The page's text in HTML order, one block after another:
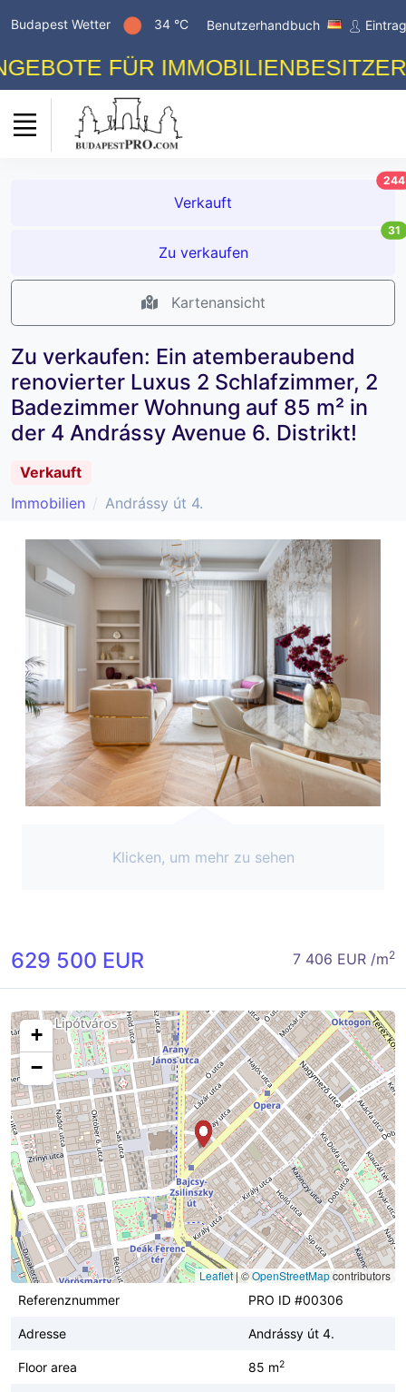
Budapest Wetter 34 °C Benutzerhandbuch
FÜR
Verkauft
244
Zu verkaufen
31
Kartenansicht
Zu verkaufen: Ein atemberaubend
renovierter Luxus 2 Schlafzimmer, 2
Badezimmer Wohnung auf 85 m² in
der 4 Andrássy Avenue 6. Distrikt!
Verkauft
Immobilien
Andrássy út 4.
Klicken, um mehr zu sehen
629 500 EUR 7 406 EUR /m2
+
−
Leaflet|©OpenStreetMapcontributors
Referenznummer
PRO ID #00306
Adresse Andrássy út 4.
Floor area 85 m2